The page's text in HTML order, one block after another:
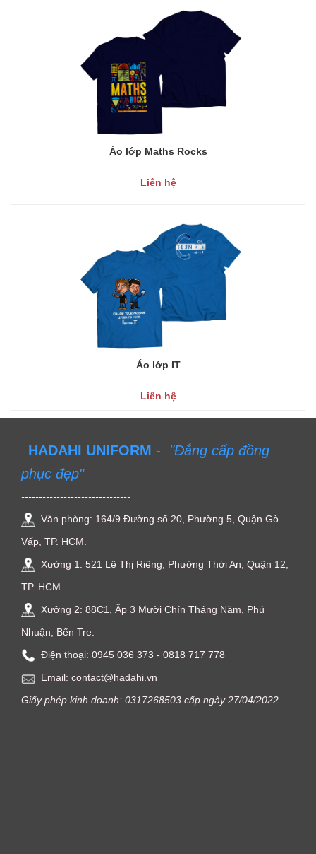
Áo lớp Maths Rocks
Liên hệ
Áo lớp IT
Liên hệ
HADAHI UNIFORM - "Đẳng cấp đồng
phục đẹp"
-------------------------------
Văn phòng: 164/9 Đường số 20, Phường 5, Quận Gò
Vấp, TP. HCM.
Xưởng 1: 521 Lê Thị Riêng, Phường Thới An, Quận 12,
TP. HCM.
Xưởng 2: 88C1, Ấp 3 Mười Chín Tháng Năm, Phú
Nhuận, Bến Tre.
Điện thoại: ‭0945 036 373‬ - 0818 717 778
Email: contact@hadahi.vn
Giấy phép kinh doanh: 0317268503 cấp ngày 27/04/2022